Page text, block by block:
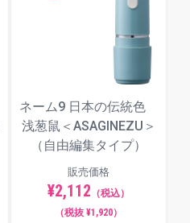
ネーム9 日本の伝統色
浅葱鼠＜ASAGINEZU＞
（自由編集タイプ）
販売価格
¥2,112 （税込）
（税抜 ¥1,920）